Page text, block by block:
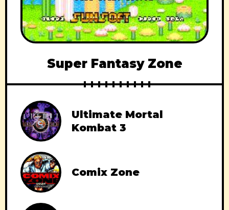
Super Fantasy Zone
Ultimate Mortal
Kombat 3
Comix Zone